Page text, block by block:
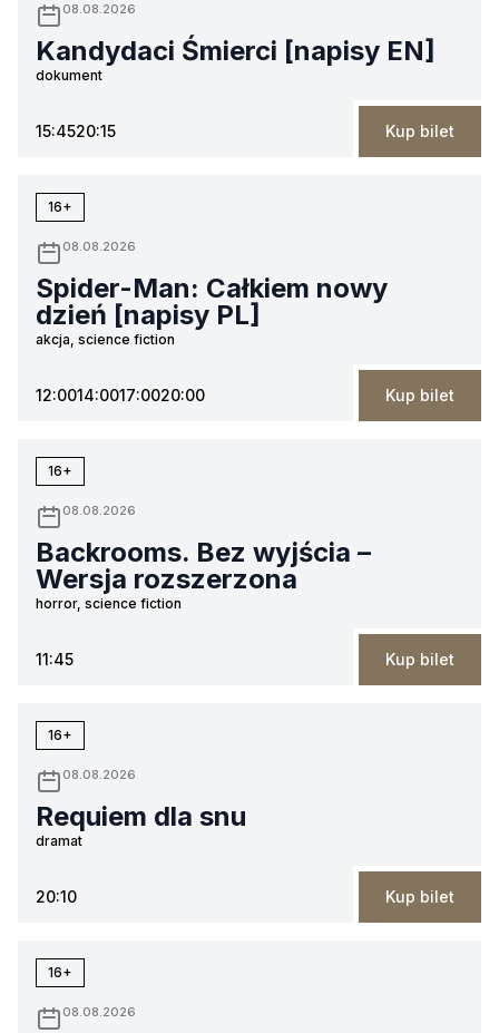
08.08.2026
Kandydaci Śmierci [napisy EN]
dokument
15:4520:15 Kup bilet
16+
08.08.2026
Spider-Man: Całkiem nowy
dzień [napisy PL]
akcja, science fiction
12:0014:0017:0020:00 Kup bilet
16+
08.08.2026
Backrooms. Bez wyjścia –
Wersja rozszerzona
horror, science fiction
11:45 Kup bilet
16+
08.08.2026
Requiem dla snu
dramat
20:10 Kup bilet
16+
08.08.2026